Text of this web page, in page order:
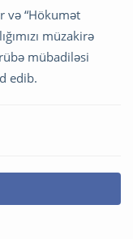
və “Hökumət
müzakirə
mübadiləsi
edib.